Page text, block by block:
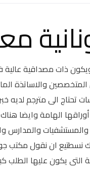
ذات مصداقية
والاساتذة
تحتاج الى مترجم لديه
الهامة وايضا
والمدارس
نسطتيع ان نقول مكتب
يكون عليها الطلب